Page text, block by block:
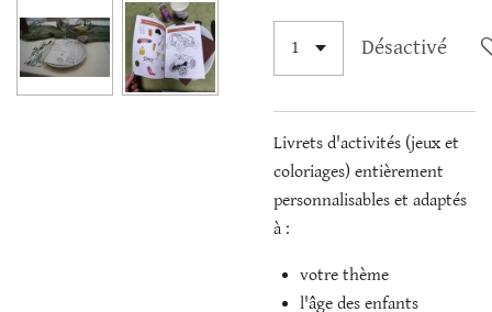
Désactivé
Livrets d'activités (jeux et
coloriages) entièrement
personnalisables et adaptés
à :
votre thème
l'âge des enfants